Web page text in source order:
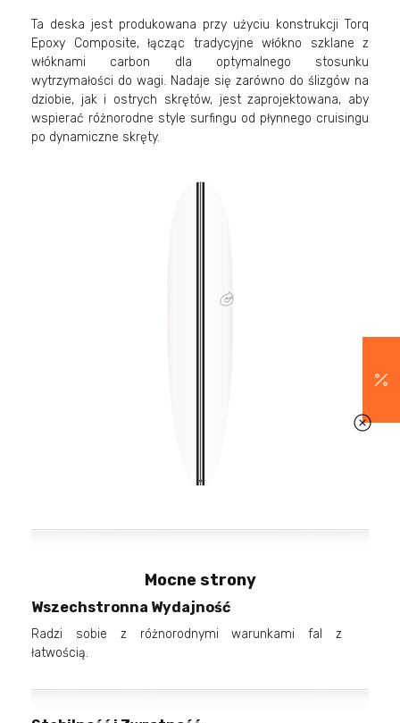
Ta deska jest produkowana przy użyciu konstrukcji Torq
Epoxy Composite, łącząc tradycyjne włókno szklane z
włóknami carbon dla optymalnego stosunku
wytrzymałości do wagi. Nadaje się zarówno do ślizgów na
dziobie, jak i ostrych skrętów, jest zaprojektowana, aby
wspierać różnorodne style surfingu od płynnego cruisingu
po dynamiczne skręty.
Mocne strony
Wszechstronna Wydajność
Radzi sobie z różnorodnymi warunkami fal z
łatwością.